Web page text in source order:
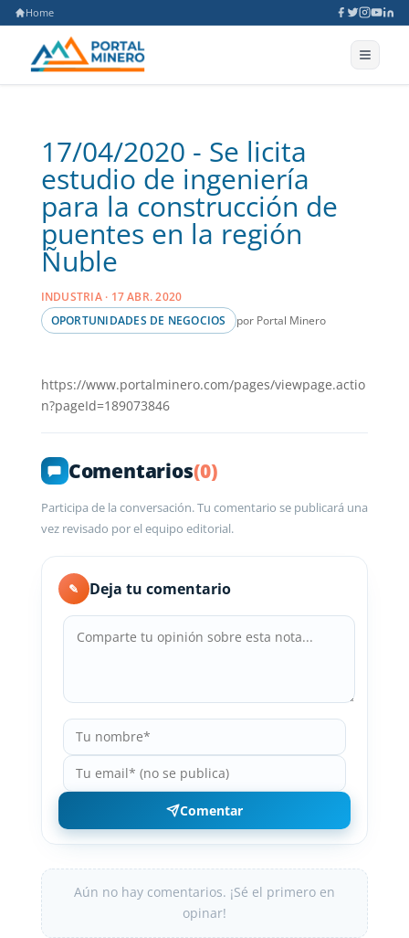
Home
17/04/2020 - Se licita
estudio de ingeniería
para la construcción de
puentes en la región
Ñuble
INDUSTRIA · 17 ABR. 2020
OPORTUNIDADES DE NEGOCIOS
por Portal Minero
https://www.portalminero.com/pages/viewpage.actio
n?pageId=189073846
Comentarios(0)
Participa de la conversación. Tu comentario se publicará una
vez revisado por el equipo editorial.
✎ Deja tu comentario
Comentar
Aún no hay comentarios. ¡Sé el primero en
opinar!